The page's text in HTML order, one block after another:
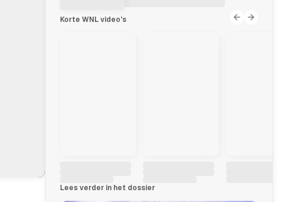
Korte WNL video's
Lees verder in het dossier